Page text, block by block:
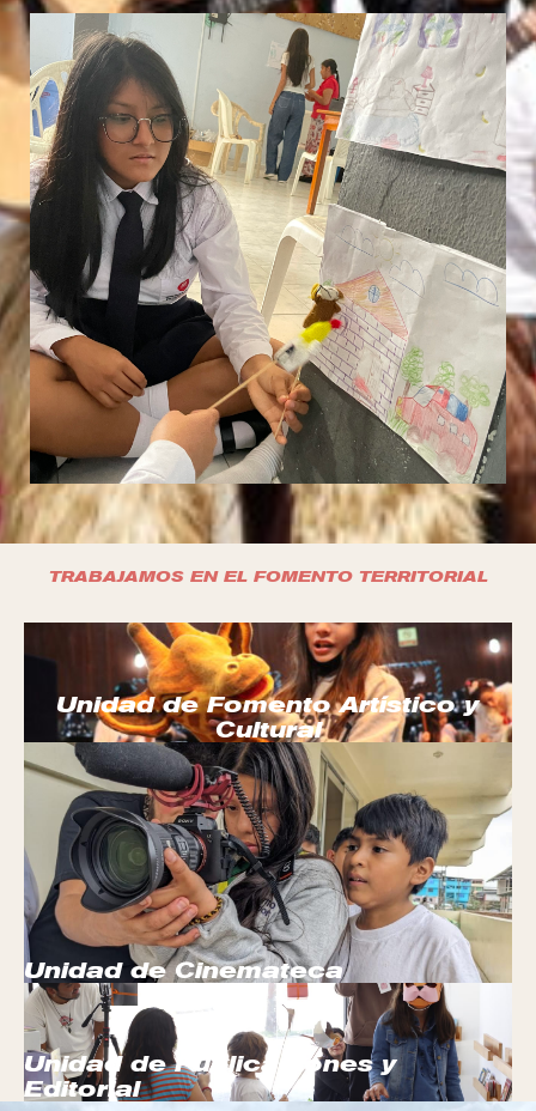
TRABAJAMOS EN EL FOMENTO TERRITORIAL
Unidad de Fomento Artístico y
Cultural
Unidad de Cinemateca
Unidad de Publicaciones y
Editorial